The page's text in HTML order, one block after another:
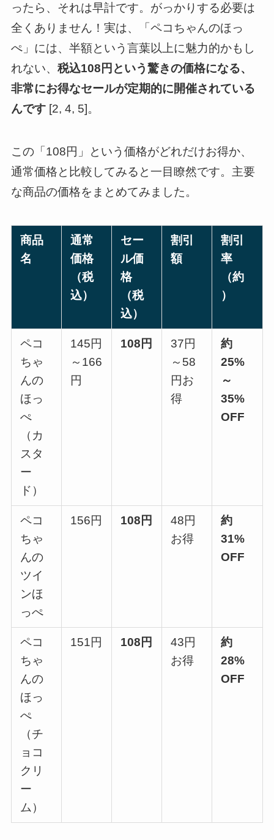
ったら、それは早計です。がっかりする必要は
全くありません！実は、「ペコちゃんのほっ
ぺ」には、半額という言葉以上に魅力的かもし
れない、 税込108円という驚きの価格になる、
非常にお得なセールが定期的に開催されている
んです[2, 4, 5]。
この「108円」という価格がどれだけお得か、
通常価格と比較してみると一目瞭然です。主要
な商品の価格をまとめてみました。
商品
名
通常
価格
（税
込）
セー
ル価
格
（税
込）
割引
額
割引
率
（約
）
ペコ
ちゃ
んの
ほっ
ぺ
（カ
スタ
ー
ド）
145円
～166
円
108円
37円
～58
円お
得
約
25%
～
35%
OFF
ペコ
ちゃ
んの
ツイ
ンほ
っぺ
156円 108円
48円
お得
約
31%
OFF
ペコ
ちゃ
んの
ほっ
ぺ
（チ
ョコ
クリ
ー
ム）
151円 108円
43円
お得
約
28%
OFF